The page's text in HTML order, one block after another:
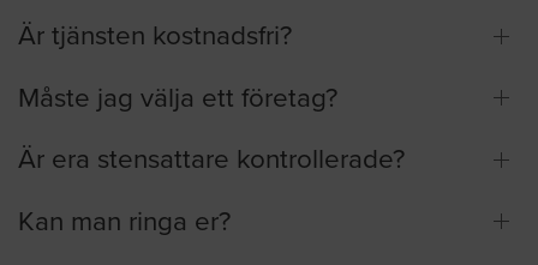
Är tjänsten kostnadsfri?
Måste jag välja ett företag?
Är era stensattare kontrollerade?
Kan man ringa er?